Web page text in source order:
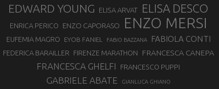
EDWARD YOUNG ELISA ARVAT ELISA DESCO
ENRICA PERICO ENZO CAPORASO ENZO MERSI
EUFEMIA MAGRO EYOB FANIEL FABIO BAZZANA FABIOLA CONTI
FEDERICA BARAILLER FIRENZE MARATHON FRANCESCA CANEPA
FRANCESCA GHELFI FRANCESCO PUPPI
GABRIELE ABATE GIANLUCA GHIANO